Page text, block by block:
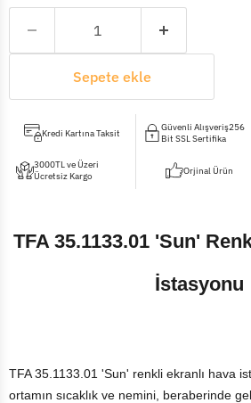
Sepete ekle
Kredi Kartına Taksit
Güvenli Alışveriş256
Bit SSL Sertifika
3000TL ve Üzeri
Ücretsiz Kargo
Orjinal Ürün
TFA 35.1133.01 'Sun'
İstasyonu
TFA 35.1133.01 'Sun' renkli ekranlı hava
ortamın sıcaklık ve nemini, beraberinde